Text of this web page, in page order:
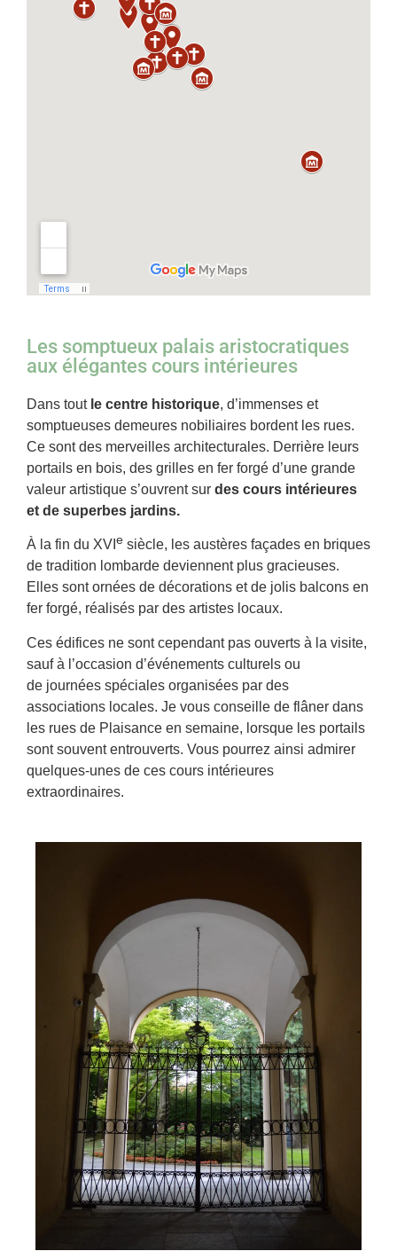
Les somptueux palais aristocratiques
aux élégantes cours intérieures
Dans tout le centre historique, d’immenses et
somptueuses demeures nobiliaires bordent les rues.
Ce sont des merveilles architecturales. Derrière leurs
portails en bois, des grilles en fer forgé d’une grande
valeur artistique s’ouvrent sur des cours intérieures
et de superbes jardins.
À la fin du XVI e siècle, les austères façades en briques
de tradition lombarde deviennent plus gracieuses.
Elles sont ornées de décorations et de jolis balcons en
fer forgé, réalisés par des artistes locaux.
Ces édifices ne sont cependant pas ouverts à la visite,
sauf à l’occasion d’événements culturels ou
de journées spéciales organisées par des
associations locales. Je vous conseille de flâner dans
les rues de Plaisance en semaine, lorsque les portails
sont souvent entrouverts. Vous pourrez ainsi admirer
quelques-unes de ces cours intérieures
extraordinaires.